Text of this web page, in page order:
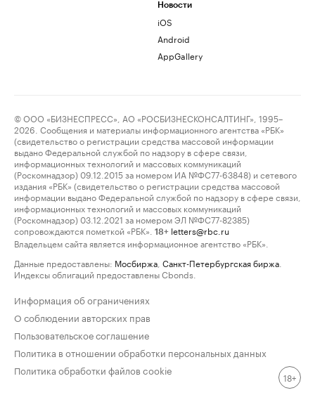
Новости
iOS
Android
AppGallery
© ООО «БИЗНЕСПРЕСС», АО «РОСБИЗНЕСКОНСАЛТИНГ», 1995–
2026. Сообщения и материалы информационного агентства «РБК»
(свидетельство о регистрации средства массовой информации
выдано Федеральной службой по надзору в сфере связи,
информационных технологий и массовых коммуникаций
(Роскомнадзор) 09.12.2015 за номером ИА №ФС77-63848) и сетевого
издания «РБК» (свидетельство о регистрации средства массовой
информации выдано Федеральной службой по надзору в сфере связи,
информационных технологий и массовых коммуникаций
(Роскомнадзор) 03.12.2021 за номером ЭЛ №ФС77-82385)
сопровождаются пометкой «РБК».
18+ letters@rbc.ru
Владельцем сайта является информационное агентство «РБК».
Данные предоставлены: Мосбиржа Санкт-Петербургская биржа
Индексы облигаций предоставлены Cbonds.
Информация об ограничениях
О соблюдении авторских прав
Пользовательское соглашение
Политика в отношении обработки персональных данных
Политика обработки файлов cookie
18+